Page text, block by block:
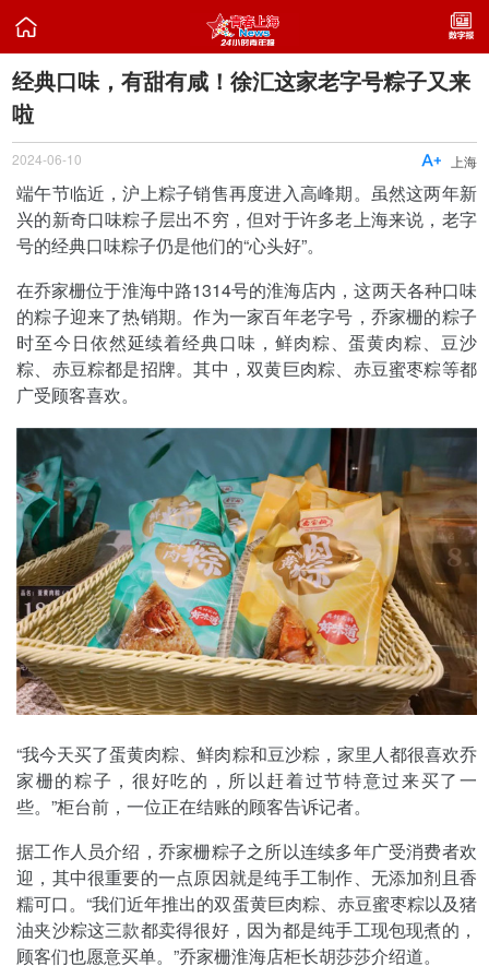

经典口味，有甜有咸！徐汇这家老字号粽子又来
啦
2024-06-10 上海

端午节临近，沪上粽子销售再度进入高峰期。虽然这两年新
兴的新奇口味粽子层出不穷，但对于许多老上海来说，老字
号的经典口味粽子仍是他们的“心头好”。
在乔家栅位于淮海中路1314号的淮海店内，这两天各种口味
的粽子迎来了热销期。作为一家百年老字号，乔家栅的粽子
时至今日依然延续着经典口味，鲜肉粽、蛋黄肉粽、豆沙
粽、赤豆粽都是招牌。其中，双黄巨肉粽、赤豆蜜枣粽等都
广受顾客喜欢。
“我今天买了蛋黄肉粽、鲜肉粽和豆沙粽，家里人都很喜欢乔
家栅的粽子，很好吃的，所以赶着过节特意过来买了一
些。”柜台前，一位正在结账的顾客告诉记者。
据工作人员介绍，乔家栅粽子之所以连续多年广受消费者欢
迎，其中很重要的一点原因就是纯手工制作、无添加剂且香
糯可口。“我们近年推出的双蛋黄巨肉粽、赤豆蜜枣粽以及猪
油夹沙粽这三款都卖得很好，因为都是纯手工现包现煮的，
顾客们也愿意买单。”乔家栅淮海店柜长胡莎莎介绍道。